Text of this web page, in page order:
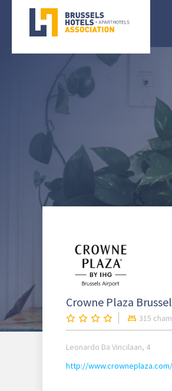
Crowne Plaza
315
Leonardo Da Vincilaan, 4
http://